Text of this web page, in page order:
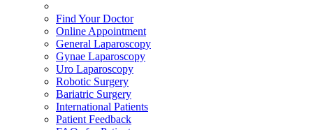
Find Your Doctor
Online Appointment
General Laparoscopy
Gynae Laparoscopy
Uro Laparoscopy
Robotic Surgery
Bariatric Surgery
International Patients
Patient Feedback